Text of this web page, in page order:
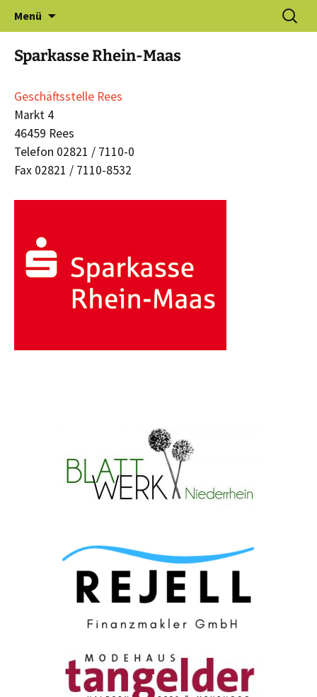
Gewerbeverein Haldern e.V.
Menü
Suchen
nach:
Sparkasse Rhein-Maas
Geschäftsstelle Rees
Markt 4
46459 Rees
Telefon 02821 / 7110-0
Fax 02821 / 7110-8532